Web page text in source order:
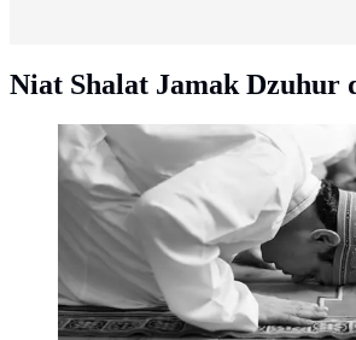
Niat Shalat Jamak Dzuhur